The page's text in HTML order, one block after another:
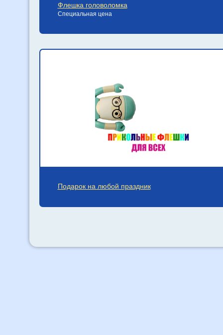
Флешка головоломка
Специальная цена
Подарок на любой праздник